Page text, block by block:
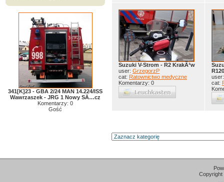
341[K]23 - GBA 2/24 MAN 14.224/ISS
Wawrzaszek - JRG 1 Nowy SÄ…cz
Komentarzy: 0
Gość
Suzuki V-Strom - R2 KrakÃ³w
user: GrzegorzP
cat: Ratownictwo medyczne
Komentarzy: 0
cat: